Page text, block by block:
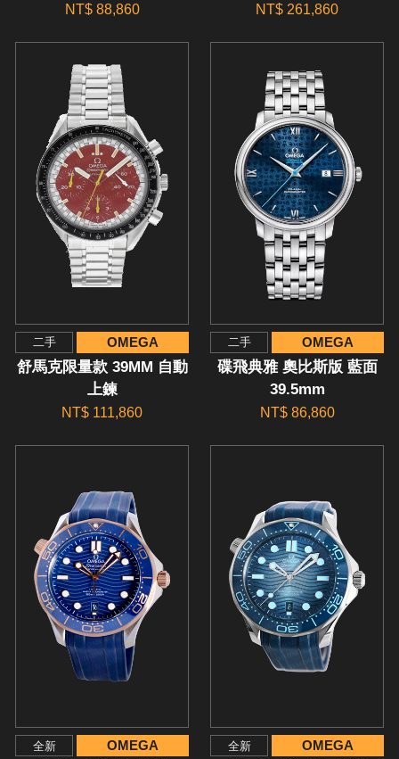
NT$ 88,860 NT$ 261,860
二手 OMEGA
舒馬克限量款 39MM 自動
上鍊
NT$ 111,860
二手 OMEGA
碟飛典雅 奧比斯版 藍面
39.5mm
NT$ 86,860
全新 OMEGA 全新 OMEGA